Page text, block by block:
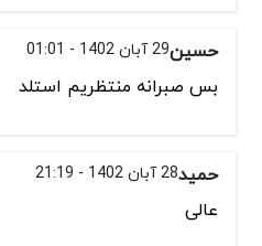
حسین29 آبان 1402 - 01:01
بس صبرانه منتظریم استلد
حمید28 آبان 1402 - 21:19
عالی